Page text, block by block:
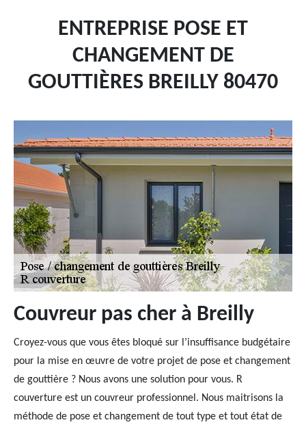
ENTREPRISE POSE ET
CHANGEMENT DE
GOUTTIÈRES BREILLY 80470
Couvreur pas cher à Breilly
Croyez-vous que vous êtes bloqué sur l’insuffisance budgétaire
pour la mise en œuvre de votre projet de pose et changement
de gouttière ? Nous avons une solution pour vous. R
couverture est un couvreur professionnel. Nous maitrisons la
méthode de pose et changement de tout type et tout état de